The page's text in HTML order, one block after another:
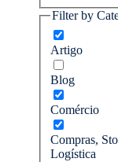
Filter by
Artigo
Blog
Comércio
Compras,
Logística